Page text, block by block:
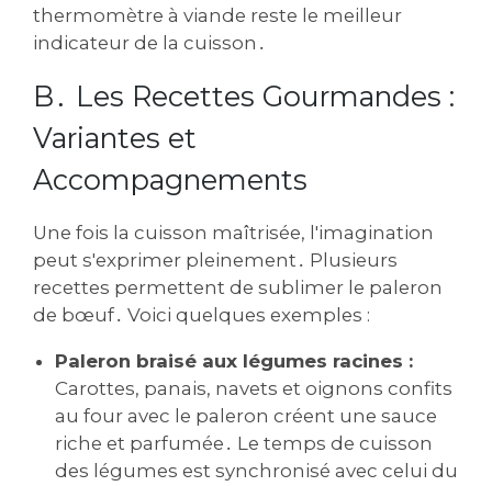
thermomètre à viande reste le meilleur
indicateur de la cuisson․
B․ Les Recettes Gourmandes :
Variantes et
Accompagnements
Une fois la cuisson maîtrisée‚ l'imagination
peut s'exprimer pleinement․ Plusieurs
recettes permettent de sublimer le paleron
de bœuf․ Voici quelques exemples :
Paleron braisé aux légumes racines :
Carottes‚ panais‚ navets et oignons confits
au four avec le paleron créent une sauce
riche et parfumée․ Le temps de cuisson
des légumes est synchronisé avec celui du